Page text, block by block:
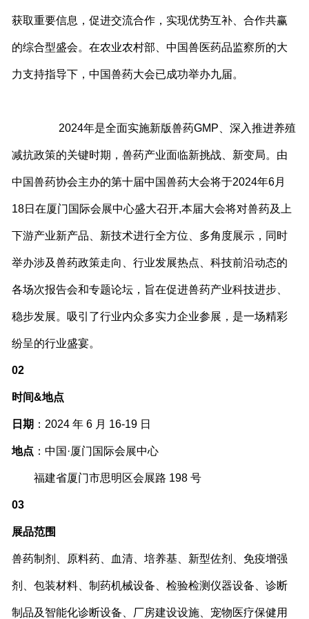
获取重要信息，促进交流合作，实现优势互补、合作共赢
的综合型盛会。在农业农村部、中国兽医药品监察所的大
力支持指导下，中国兽药大会已成功举办九届。
2024年是全面实施新版兽药GMP、深入推进养殖
减抗政策的关键时期，兽药产业面临新挑战、新变局。由
中国兽药协会主办的第十届中国兽药大会将于2024年6月
18日在厦门国际会展中心盛大召开,本届大会将对兽药及上
下游产业新产品、新技术进行全方位、多角度展示，同时
举办涉及兽药政策走向、行业发展热点、科技前沿动态的
各场次报告会和专题论坛，旨在促进兽药产业科技进步、
稳步发展。吸引了行业内众多实力企业参展，是一场精彩
纷呈的行业盛宴。
02
时间&地点
日期 ：2024 年 6 月 16-19 日
地点 ：中国·厦门国际会展中心
福建省厦门市思明区会展路 198 号
03
展品范围
兽药制剂、原料药、血清、培养基、新型佐剂、免疫增强
剂、包装材料、制药机械设备、检验检测仪器设备、诊断
制品及智能化诊断设备、厂房建设设施、宠物医疗保健用